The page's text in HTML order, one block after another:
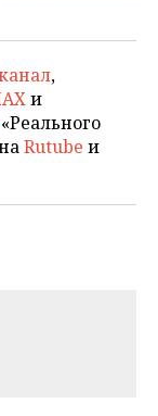
,
и
«Реального
Rutube и